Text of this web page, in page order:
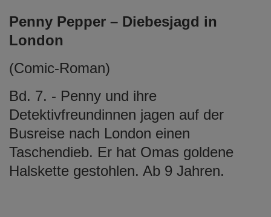
Penny Pepper – Diebesjagd in
London
(Comic-Roman)
Bd. 7. - Penny und ihre
Detektivfreundinnen jagen auf der
Busreise nach London einen
Taschendieb. Er hat Omas goldene
Halskette gestohlen. Ab 9 Jahren.